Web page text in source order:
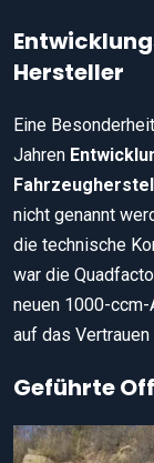
Hersteller
Eine
Jahren
nicht genannt
die technische
war die
neuen 1000-
auf das Vertrauen
Geführte